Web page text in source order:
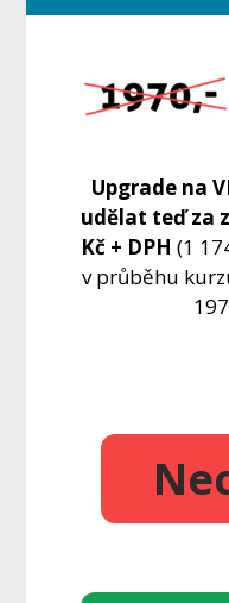
Upgrade na
udělat teď za
Kč + DPH (1
v průběhu